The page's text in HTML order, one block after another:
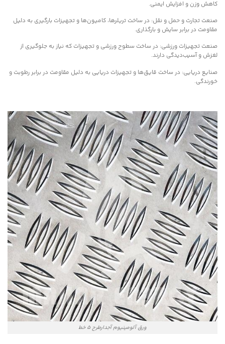
کاهش وزن و افزایش ایمنی.
صنعت تجارت و حمل و نقل: در ساخت تریلرها، کامیون‌ها و تجهیزات بارگیری به دلیل
مقاومت در برابر سایش و بارگذاری.
صنعت تجهیزات ورزشی: در ساخت سطوح ورزشی و تجهیزات که نیاز به جلوگیری از
لغزش و آسیب‌دیدگی دارند.
صنایع دریایی: در ساخت قایق‌ها و تجهیزات دریایی به دلیل مقاومت در برابر رطوبت و
خورندگی.
ورق آلومینیوم آجدارطرح 5 خط